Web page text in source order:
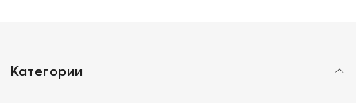
Категории